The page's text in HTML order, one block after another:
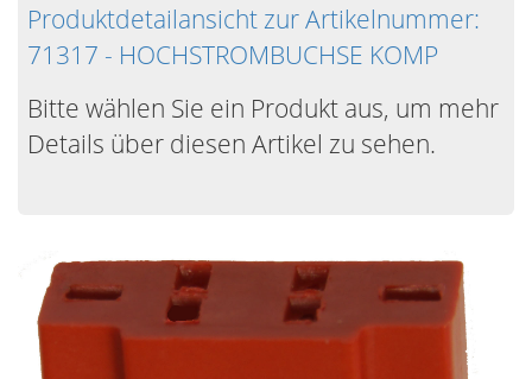
Produktdetailansicht zur Artikelnummer:
71317 - HOCHSTROMBUCHSE KOMP
Bitte wählen Sie ein Produkt aus, um mehr
Details über diesen Artikel zu sehen.